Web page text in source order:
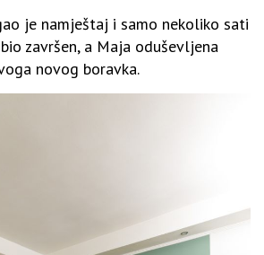
je namještaj i samo nekoliko sati
završen, a Maja oduševljena
novog boravka.